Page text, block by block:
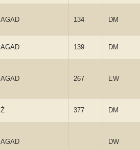
AGAD 134 DM
AGAD 139 DM
AGAD 267 EW
Ż 377 DM
AGAD DW